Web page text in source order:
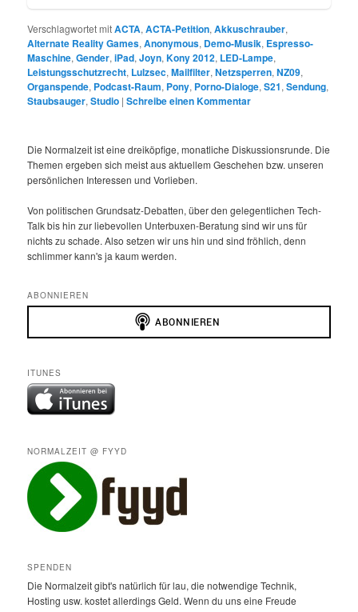
Verschlagwortet mitACTA,ACTA-Petition,Akkuschrauber,
Alternate Reality Games,Anonymous, Demo-Musik, Espresso-
Maschine,Gender,iPad,Joyn,Kony 2012, LED-Lampe,
Leistungsschutzrecht, Lulzsec,Mailfilter,Netzsperren,NZ09,
Organspende, Podcast-Raum, Pony, Porno-Dialoge,S21,Sendung,
Staubsauger,Studio |Schreibe einen Kommentar
Die Normalzeit ist eine dreiköpfige, monatliche Diskussionsrunde. Die
Themen ergeben sich meist aus aktuellem Geschehen bzw. unseren
persönlichen Interessen und Vorlieben.
Von politischen Grundsatz-Debatten, über den gelegentlichen Tech-
Talk bis hin zur liebevollen Unterbuxen-Beratung sind wir uns für
nichts zu schade. Also setzen wir uns hin und sind fröhlich, denn
schlimmer kann's ja kaum werden.
ABONNIEREN
ITUNES
NORMALZEIT @ FYYD
SPENDEN
Die Normalzeit gibt's natürlich für lau, die notwendige Technik,
Hosting usw. kostet allerdings Geld. Wenn du uns eine Freude